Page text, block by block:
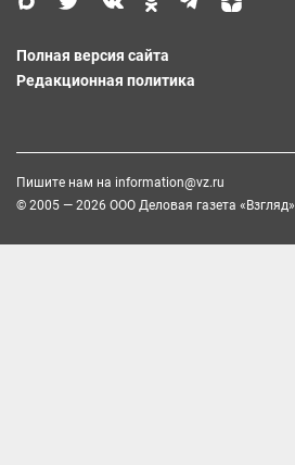
Полная версия сайта
Редакционная политика
Пишите нам на information@vz.ru
© 2005 — 2026 ООО Деловая газета «Взгляд»